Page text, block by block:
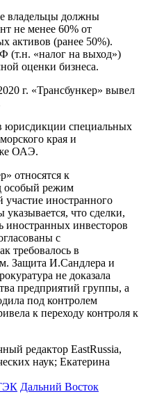
владельцы должны
не менее 60% от
активов (ранее 50%).
(т.н. «налог на выход»)
оценки бизнеса.
г. «Трансбункер» вывел
юрисдикции специальных
края и
ОАЭ.
относятся к
особый режим
иностранного
что сделки,
иностранных инвесторов
с
требовалось в
Защита И.Сандлера и
не доказала
предприятий группы, а
под контролем
к переходу контроля к
редактор EastRussia,
наук; Екатерина
Дальний Восток